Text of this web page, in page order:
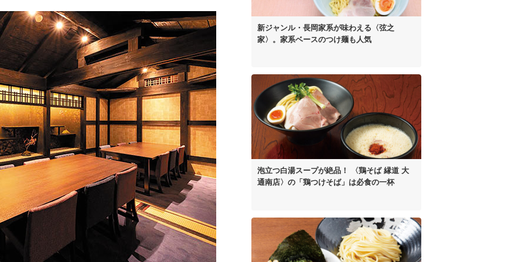
新ジャンル・長岡家系が味わえる〈弦之
家〉。 家系ベースのつけ麺も人気
泡立つ白湯スープが絶品！
〈鶏そば 縁道 大
通南店〉の 「鶏つけそば」は必食の一杯